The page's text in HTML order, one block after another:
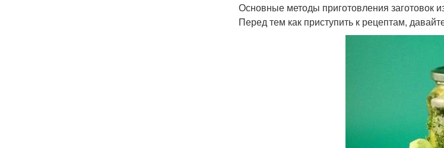
Основные методы приготовления заготовок
Перед тем как приступить к рецептам,